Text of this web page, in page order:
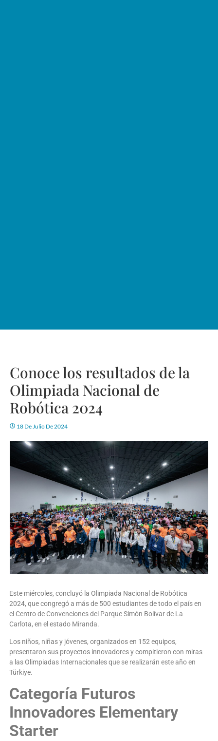
Conoce los resultados de la
Olimpiada Nacional de
Robótica 2024
18 De Julio De 2024
Este miércoles, concluyó la Olimpiada Nacional de Robótica
2024, que congregó a más de 500 estudiantes de todo el país en
el Centro de Convenciones del Parque Simón Bolívar de La
Carlota, en el estado Miranda.
Los niños, niñas y jóvenes, organizados en 152 equipos,
presentaron sus proyectos innovadores y compitieron con miras
a las Olimpiadas Internacionales que se realizarán este año en
Türkiye.
Categoría Futuros
Innovadores Elementary
Starter